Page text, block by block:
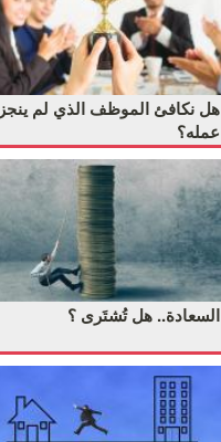
هل نكافئ الموظف الذي لم ينجز
عمله؟
السعادة.. هل تُشتَرى ؟